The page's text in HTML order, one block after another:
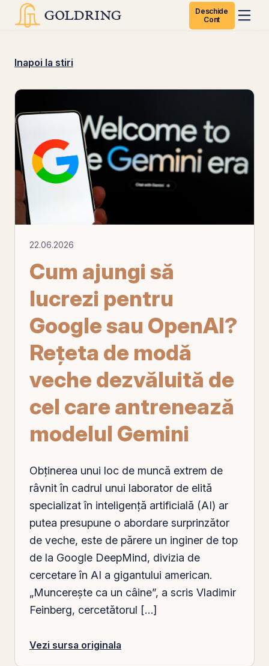
Deschide
Cont
Inapoi la stiri
22.06.2026
Cum ajungi să
lucrezi pentru
Google sau OpenAI?
Rețeta de modă
veche dezvăluită de
cel care antrenează
modelul Gemini
Obținerea unui loc de muncă extrem de
râvnit în cadrul unui laborator de elită
specializat în inteligență artificială (AI) ar
putea presupune o abordare surprinzător
de veche, este de părere un inginer de top
de la Google DeepMind, divizia de
cercetare în AI a gigantului american.
„Muncerește ca un câine”, a scris Vladimir
Feinberg, cercetătorul […]
Vezi sursa originala